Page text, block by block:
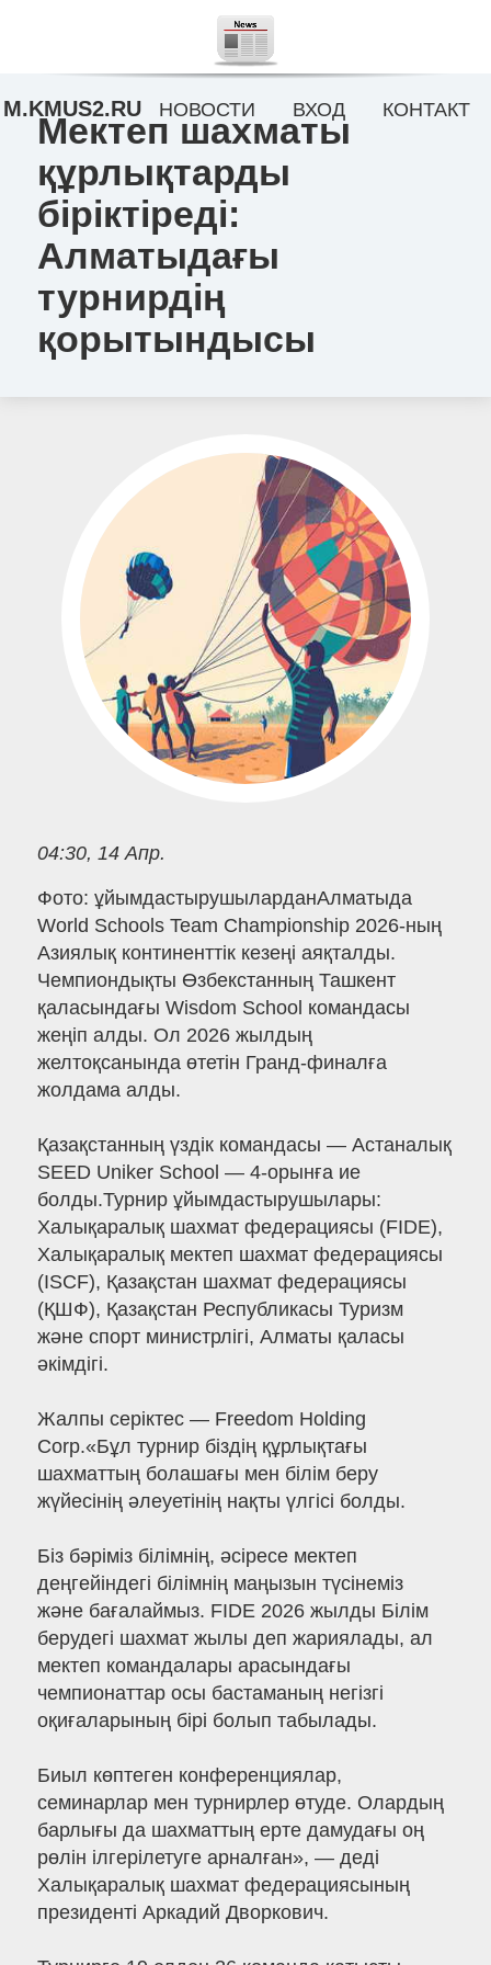
Мектеп шахматы
құрлықтарды
біріктіреді:
Алматыдағы
турнирдің
қорытындысы
04:30, 14 Апр.
Фото: ұйымдастырушыларданАлматыда
World Schools Team Championship 2026-ның
Азиялық континенттік кезеңі аяқталды.
Чемпиондықты Өзбекстанның Ташкент
қаласындағы Wisdom School командасы
жеңіп алды. Ол 2026 жылдың
желтоқсанында өтетін Гранд-финалға
жолдама алды.
Қазақстанның үздік командасы — Астаналық
SEED Uniker School — 4-орынға ие
болды.Турнир ұйымдастырушылары:
Халықаралық шахмат федерациясы (FIDE),
Халықаралық мектеп шахмат федерациясы
(ISCF), Қазақстан шахмат федерациясы
(ҚШФ), Қазақстан Республикасы Туризм
және спорт министрлігі, Алматы қаласы
әкімдігі.
Жалпы серіктес — Freedom Holding
Corp.«Бұл турнир біздің құрлықтағы
шахматтың болашағы мен білім беру
жүйесінің әлеуетінің нақты үлгісі болды.
Біз бәріміз білімнің, әсіресе мектеп
деңгейіндегі білімнің маңызын түсінеміз
және бағалаймыз. FIDE 2026 жылды Білім
берудегі шахмат жылы деп жариялады, ал
мектеп командалары арасындағы
чемпионаттар осы бастаманың негізгі
оқиғаларының бірі болып табылады.
Биыл көптеген конференциялар,
семинарлар мен турнирлер өтуде. Олардың
барлығы да шахматтың ерте дамудағы оң
рөлін ілгерілетуге арналған», — деді
Халықаралық шахмат федерациясының
президенті Аркадий Дворкович.
M.KMUS2.RU НОВОСТИ ВХОД КОНТАКТ